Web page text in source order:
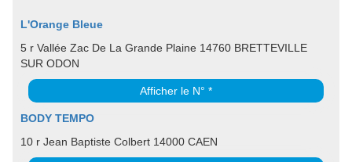
L'Orange Bleue
5 r Vallée Zac De La Grande Plaine 14760 BRETTEVILLE
SUR ODON
Afficher le N° *
BODY TEMPO
10 r Jean Baptiste Colbert 14000 CAEN